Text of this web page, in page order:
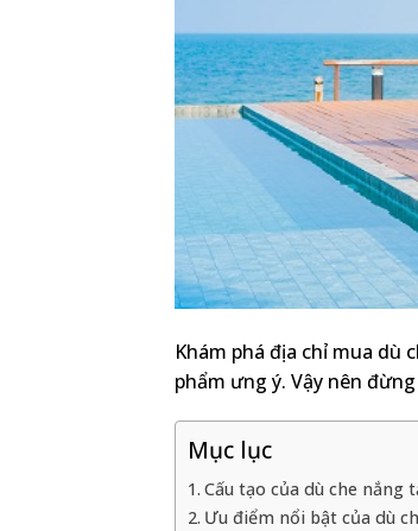
Khám phá địa chỉ mua dù
phẩm ưng ý. Vậy nên
Mục lục
Cấu tạo của dù che nắng
Ưu điểm nổi bật của dù